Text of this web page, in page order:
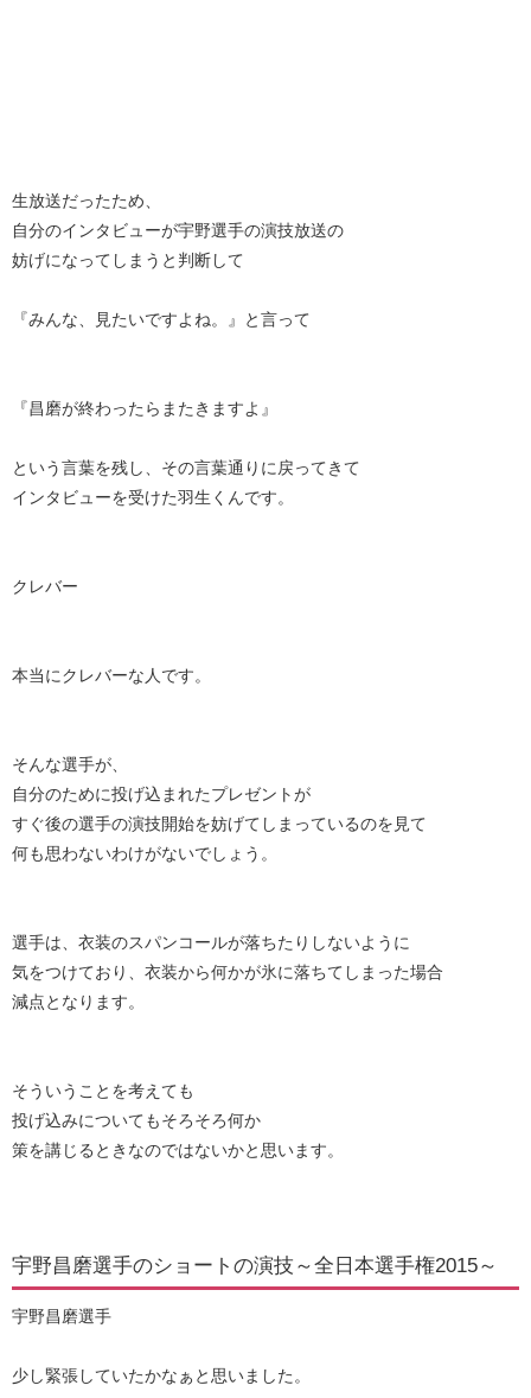
生放送だったため、
自分のインタビューが宇野選手の演技放送の
妨げになってしまうと判断して
『みんな、見たいですよね。』と言って
『昌磨が終わったらまたきますよ』
という言葉を残し、その言葉通りに戻ってきて
インタビューを受けた羽生くんです。
クレバー
本当にクレバーな人です。
そんな選手が、
自分のために投げ込まれたプレゼントが
すぐ後の選手の演技開始を妨げてしまっているのを見て
何も思わないわけがないでしょう。
選手は、衣装のスパンコールが落ちたりしないように
気をつけており、衣装から何かが氷に落ちてしまった場合
減点となります。
そういうことを考えても
投げ込みについてもそろそろ何か
策を講じるときなのではないかと思います。
宇野昌磨選手のショートの演技～全日本選手権2015～
宇野昌磨選手
少し緊張していたかなぁと思いました。